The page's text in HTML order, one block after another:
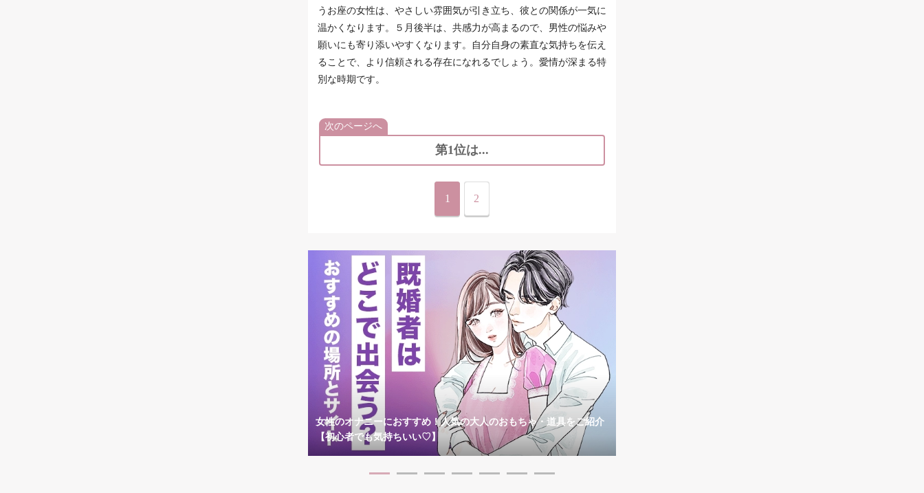
うお座の女性は、やさしい雰囲気が引き立ち、彼との関係が一気に
温かくなります。５月後半は、共感力が高まるので、男性の悩みや
願いにも寄り添いやすくなります。自分自身の素直な気持ちを伝え
ることで、より信頼される存在になれるでしょう。愛情が深まる特
別な時期です。
次のページへ
第1位は...
1 2
女性のオナニーにおすすめ！人気の大人のおもちゃ・道具をご紹介
【初心者でも気持ちいい♡】